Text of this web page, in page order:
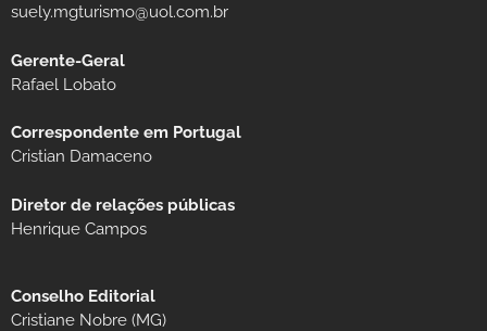
suely.mgturismo@uol.com.br
Gerente-Geral
Rafael Lobato
Correspondente em Portugal
Cristian Damaceno
Diretor de relações públicas
Henrique Campos
Conselho Editorial
Cristiane Nobre (MG)